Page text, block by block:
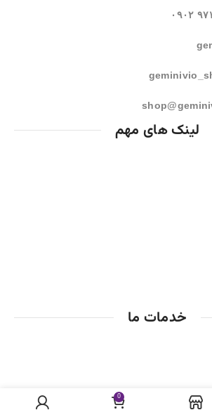
لینک های مهم
خدمات ما
0